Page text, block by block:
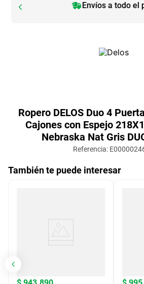
Envíos a todo el
Ropero DELOS Duo 4
Cajones con Espejo
Nebraska Nat Gris
Referencia:
También te puede interesar